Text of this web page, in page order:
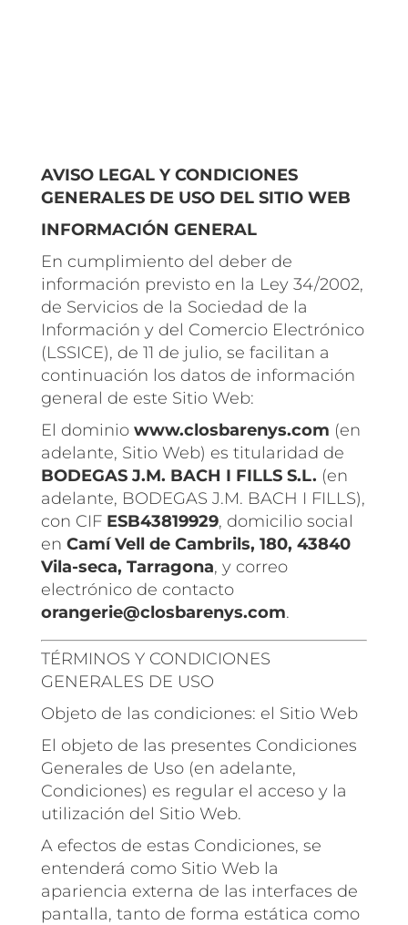
AVISO LEGAL Y CONDICIONES
GENERALES DE USO DEL SITIO WEB
INFORMACIÓN GENERAL
En cumplimiento del deber de
información previsto en la Ley 34/2002,
de Servicios de la Sociedad de la
Información y del Comercio Electrónico
(LSSICE), de 11 de julio, se facilitan a
continuación los datos de información
general de este Sitio Web:
El dominio www.closbarenys.com (en
adelante, Sitio Web) es titularidad de
BODEGAS J.M. BACH I FILLS S.L. (en
adelante, BODEGAS J.M. BACH I FILLS),
con CIF ESB43819929, domicilio social
en Camí Vell de Cambrils, 180, 43840
Vila-seca, Tarragona, y correo
electrónico de contacto
orangerie@closbarenys.com.
TÉRMINOS Y CONDICIONES
GENERALES DE USO
Objeto de las condiciones: el Sitio Web
El objeto de las presentes Condiciones
Generales de Uso (en adelante,
Condiciones) es regular el acceso y la
utilización del Sitio Web.
A efectos de estas Condiciones, se
entenderá como Sitio Web la
apariencia externa de las interfaces de
pantalla, tanto de forma estática como